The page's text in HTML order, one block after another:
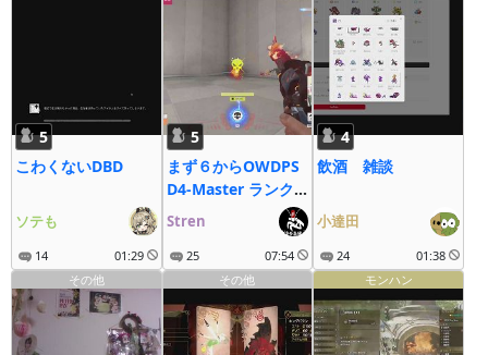
5
こわくないDBD
ソテも
14 01:29
5
まず６からOWDPS
D4-Master ランク
終了まで後３日
Stren
25 07:54
4
飲酒 雑談
小達田
24
01:38
その他
その他 モンハン